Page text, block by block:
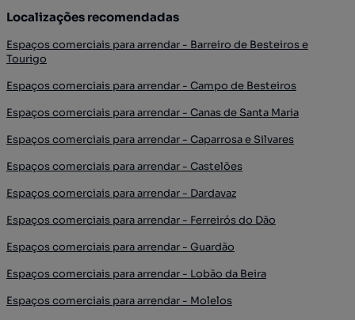
Localizações recomendadas
Espaços comerciais para arrendar - Barreiro de Besteiros e
Tourigo
Espaços comerciais para arrendar - Campo de Besteiros
Espaços comerciais para arrendar - Canas de Santa Maria
Espaços comerciais para arrendar - Caparrosa e Silvares
Espaços comerciais para arrendar - Castelões
Espaços comerciais para arrendar - Dardavaz
Espaços comerciais para arrendar - Ferreirós do Dão
Espaços comerciais para arrendar - Guardão
Espaços comerciais para arrendar - Lobão da Beira
Espaços comerciais para arrendar - Molelos